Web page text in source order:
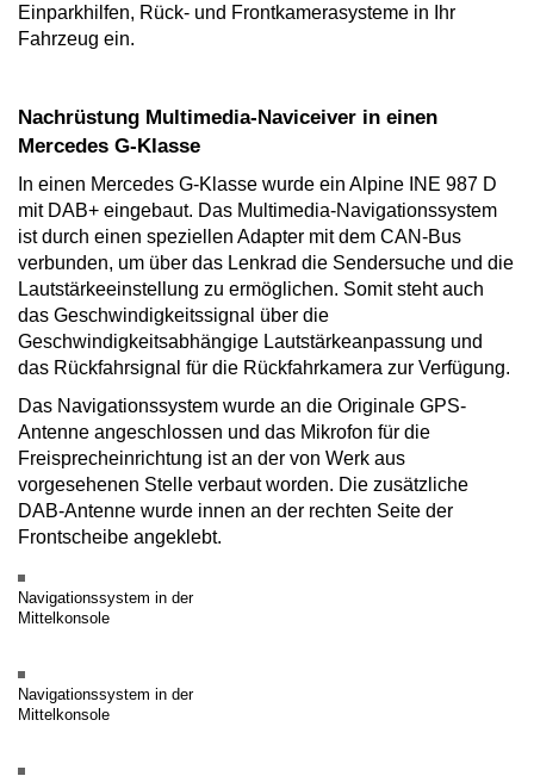
Einparkhilfen, Rück- und Frontkamerasysteme in Ihr
Fahrzeug ein.
Nachrüstung Multimedia-Naviceiver in einen
Mercedes G-Klasse
In einen Mercedes G-Klasse wurde ein Alpine INE 987 D
mit DAB+ eingebaut. Das Multimedia-Navigationssystem
ist durch einen speziellen Adapter mit dem CAN-Bus
verbunden, um über das Lenkrad die Sendersuche und die
Lautstärkeeinstellung zu ermöglichen. Somit steht auch
das Geschwindigkeitssignal über die
Geschwindigkeitsabhängige Lautstärkeanpassung und
das Rückfahrsignal für die Rückfahrkamera zur Verfügung.
Das Navigationssystem wurde an die Originale GPS-
Antenne angeschlossen und das Mikrofon für die
Freisprecheinrichtung ist an der von Werk aus
vorgesehenen Stelle verbaut worden. Die zusätzliche
DAB-Antenne wurde innen an der rechten Seite der
Frontscheibe angeklebt.
Navigationssystem in der
Mittelkonsole
Navigationssystem in der
Mittelkonsole